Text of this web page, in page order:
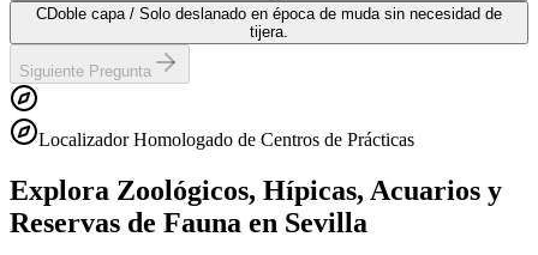
CDoble capa / Solo deslanado en época de muda sin necesidad de
tijera.
Siguiente Pregunta
Localizador Homologado de Centros de Prácticas
Explora Zoológicos, Hípicas, Acuarios y
Reservas de Fauna en Sevilla